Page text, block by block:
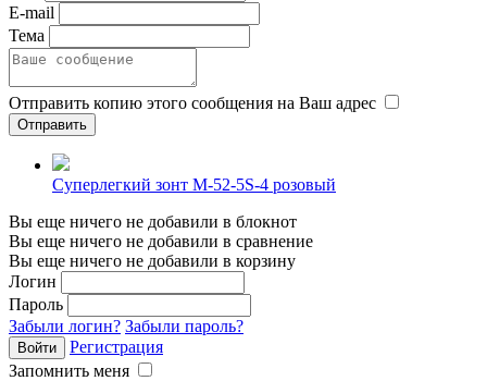
E-mail
Тема
Отправить копию этого сообщения на Ваш адрес
Суперлегкий зонт M-52-5S-4 розовый
Вы еще ничего не добавили в блокнот
Вы еще ничего не добавили в сравнение
Вы еще ничего не добавили в корзину
Логин
Пароль
Забыли логин? Забыли пароль?
Регистрация
Запомнить меня